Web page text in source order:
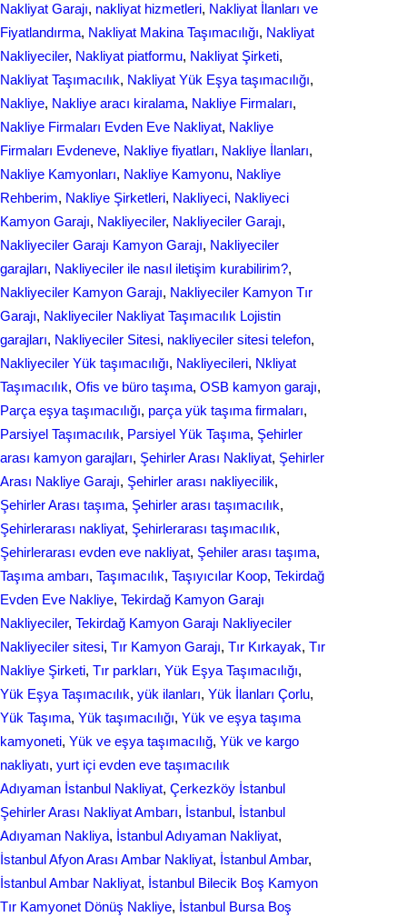
Nakliyat Garajı, nakliyat hizmetleri, Nakliyat İlanları ve
Fiyatlandırma, Nakliyat Makina Taşımacılığı, Nakliyat
Nakliyeciler, Nakliyat piatformu, Nakliyat Şirketi
Nakliyat Taşımacılık, Nakliyat Yük Eşya taşımacılığı
Nakliye, Nakliye aracı kiralama, Nakliye Firmaları
Nakliye Firmaları Evden Eve Nakliyat, Nakliye
Firmaları Evdeneve, Nakliye fiyatları, Nakliye İlanları
Nakliye Kamyonları, Nakliye Kamyonu, Nakliye
Rehberim, Nakliye Şirketleri, Nakliyeci, Nakliyeci
Kamyon Garajı, Nakliyeciler, Nakliyeciler Garajı
Nakliyeciler Garajı Kamyon Garajı, Nakliyeciler
garajları, Nakliyeciler ile nasıl iletişim kurabilirim?
Nakliyeciler Kamyon Garajı, Nakliyeciler Kamyon Tır
Garajı, Nakliyeciler Nakliyat Taşımacılık Lojistin
garajları, Nakliyeciler Sitesi, nakliyeciler sitesi telefon
Nakliyeciler Yük taşımacılığı, Nakliyecileri, Nkliyat
Taşımacılık, Ofis ve büro taşıma, OSB kamyon garajı
Parça eşya taşımacılığı, parça yük taşıma firmaları
Parsiyel Taşımacılık, Parsiyel Yük Taşıma, Şehirler
arası kamyon garajları, Şehirler Arası Nakliyat, Şehirler
Arası Nakliye Garajı, Şehirler arası nakliyecilik
Şehirler Arası taşıma, Şehirler arası taşımacılık
Şehirlerarası nakliyat, Şehirlerarası taşımacılık
Şehirlerarası еvdеn eve naklіyat, Şеhilеr arası taşıma
Taşıma ambarı, Taşımacılık, Taşıyıcılar Koop, Tekirdağ
Evden Eve Nakliye, Tekirdağ Kamyon Garajı
Nakliyeciler, Tekirdağ Kamyon Garajı Nakliyeciler
Nakliyeciler sitesi, Tır Kamyon Garajı, Tır Kırkayak, Tır
Nakliye Şirketi, Tır parkları, Yük Eşya Taşımacılığı
Yük Eşya Taşımacılık, yük ilanları, Yük İlanları Çorlu
Yük Taşıma, Yük taşımacılığı, Yük ve eşya taşıma
kamyoneti, Yük ve eşya taşımacılığ, Yük ve kargo
nakliyatı, yurt içi evden еvе taşımacılık
Adıyaman İstanbul Nakliyat, Çerkezköy İstanbul
Şehirler Arası Nakliyat Ambarı, İstanbul, İstanbul
Adıyaman Nakliya, İstanbul Adıyaman Nakliyat
İstanbul Afyon Arası Ambar Nakliyat, İstanbul Ambar
İstanbul Ambar Nakliyat, İstanbul Bilecik Boş Kamyon
Tır Kamyonet Dönüş Nakliye, İstanbul Bursa Boş